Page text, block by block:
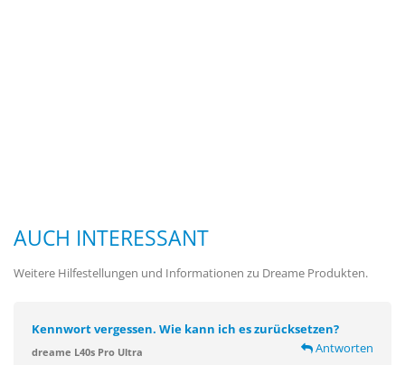
AUCH INTERESSANT
Weitere Hilfestellungen und Informationen zu Dreame Produkten.
Kennwort vergessen. Wie kann ich es zurücksetzen?
Antworten
dreame L40s Pro Ultra